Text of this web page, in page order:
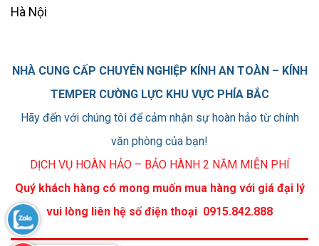
Hà Nội
NHÀ CUNG CẤP CHUYÊN NGHIỆP KÍNH AN TOÀN – KÍNH
TEMPER CƯỜNG LỰC KHU VỰC PHÍA BẮC
Hãy đến với chúng tôi để cảm nhận sự hoàn hảo từ chính
văn phòng của bạn!
DỊCH VỤ HOÀN HẢO – BẢO HÀNH 2 NĂM MIỄN PHÍ
Quý khách hàng có mong muốn mua hàng với giá đại lý
vui lòng liên hệ số điện thoại 0915.842.888